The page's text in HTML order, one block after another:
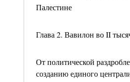
Палестине
Глава 2. Вавилон во II
От политической
созданию единого